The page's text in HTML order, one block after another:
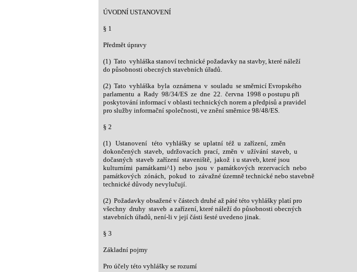
ÚVODNÍ USTANOVENÍ
§ 1
Předmět úpravy
(1) Tato vyhláška stanoví technické požadavky na stavby, které náleží
do působnosti obecných stavebních úřadů.
(2) Tato vyhláška byla oznámena v souladu se směrnicí Evropského
parlamentu a Rady 98/34/ES ze dne 22. června 1998 o postupu při
poskytování informací v oblasti technických norem a předpisů a pravidel
pro služby informační společnosti, ve znění směrnice 98/48/ES.
§ 2
(1) Ustanovení této vyhlášky se uplatní též u zařízení, změn
dokončených staveb, udržovacích prací, změn v užívání staveb, u
dočasných staveb zařízení staveniště, jakož i u staveb, které jsou
kulturními památkami^1) nebo jsou v památkových rezervacích nebo
památkových zónách, pokud to závažné územně technické nebo stavebně
technické důvody nevylučují.
(2) Požadavky obsažené v částech druhé až páté této vyhlášky platí pro
všechny druhy staveb a zařízení, které náleží do působnosti obecných
stavebních úřadů, není-li v její části šesté uvedeno jinak.
§ 3
Základní pojmy
Pro účely této vyhlášky se rozumí